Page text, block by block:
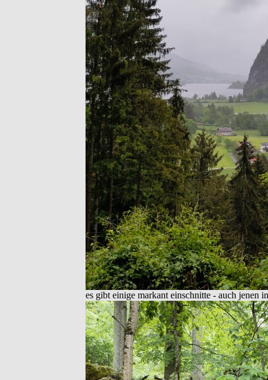
es gibt einige markant einschnitte - auch jenen